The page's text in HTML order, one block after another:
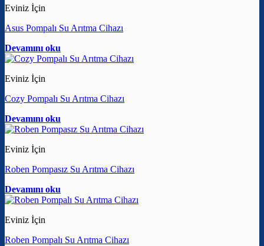
Eviniz İçin
Asus Pompalı Su Arıtma Cihazı
Devamını oku
Eviniz İçin
Cozy Pompalı Su Arıtma Cihazı
Devamını oku
Eviniz İçin
Roben Pompasız Su Arıtma Cihazı
Devamını oku
Eviniz İçin
Roben Pompalı Su Arıtma Cihazı